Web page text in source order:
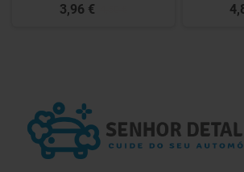
3,96 €